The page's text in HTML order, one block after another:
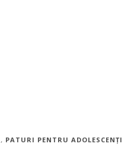
, PATURI PENTRU ADOLESCENȚI